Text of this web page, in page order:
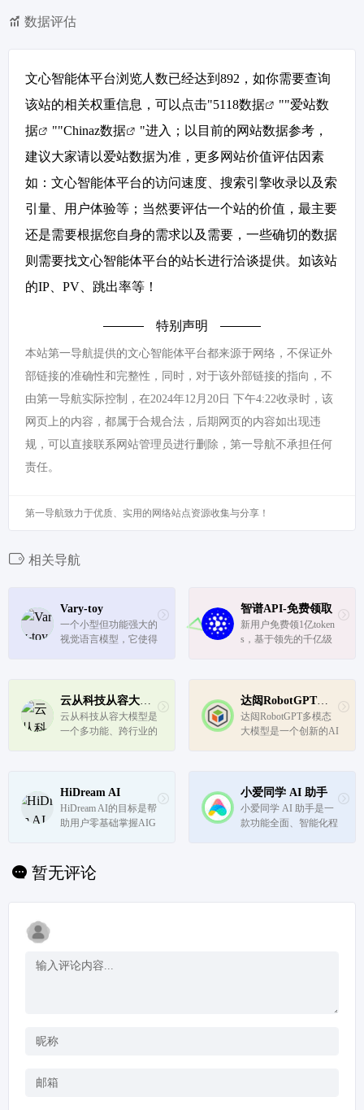
数据评估
文心智能体平台浏览人数已经达到892，如你需要查询
该站的相关权重信息，可以点击"5118数据 ""爱站数
据
""Chinaz数据
"进入；以目前的网站数据参考，
建议大家请以爱站数据为准，更多网站价值评估因素
如：文心智能体平台的访问速度、搜索引擎收录以及索
引量、用户体验等；当然要评估一个站的价值，最主要
还是需要根据您自身的需求以及需要，一些确切的数据
则需要找文心智能体平台的站长进行洽谈提供。如该站
的IP、PV、跳出率等！
特别声明
本站第一导航提供的文心智能体平台都来源于网络，不保证外
部链接的准确性和完整性，同时，对于该外部链接的指向，不
由第一导航实际控制，在2024年12月20日 下午4:22收录时，该
网页上的内容，都属于合规合法，后期网页的内容如出现违
规，可以直接联系网站管理员进行删除，第一导航不承担任何
责任。
第一导航致力于优质、实用的网络站点资源收集与分享！
相关导航
Vary-toy
一个小型但功能强大的
视觉语言模型，它使得
智谱API-免费领取
新用户免费领1亿token
s，基于领先的千亿级
开发新范式。
云从科技从容大模型
云从科技从容大模型是
一个多功能、跨行业的
能化的服务和解决方
案。
达闼RobotGPT多模态大模型
达闼RobotGPT多模态
大模型是一个创新的AI
景中提供了强大的交互
和行为生成能力。
HiDream AI
HiDream AI的目标是帮
助用户零基础掌握AIG
感和价值感，同时解放
生产力，提升全流程工
小爱同学 AI 助手
小爱同学 AI 助手是一
款功能全面、智能化程
暂无评论